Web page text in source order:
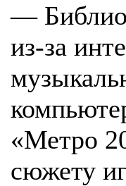
—
из-за
«Метро
сюжету